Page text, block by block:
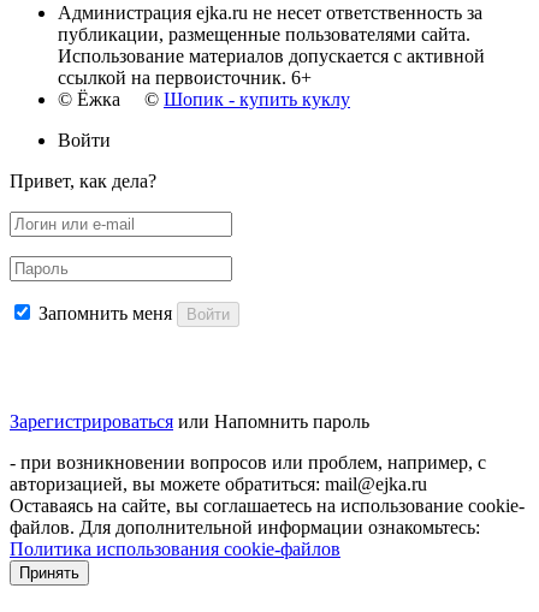
Администрация ejka.ru не несет ответственность за
публикации, размещенные пользователями сайта.
Использование материалов допускается с активной
ссылкой на первоисточник. 6+
© Ёжка © Шопик - купить куклу
Войти
Привет, как дела?
Запомнить меня Войти
Зарегистрироваться или Напомнить пароль
- при возникновении вопросов или проблем, например, с
авторизацией, вы можете обратиться: mail@ejka.ru
Оставаясь на сайте, вы соглашаетесь на использование cookie-
файлов. Для дополнительной информации ознакомьтесь:
Политика использования cookie-файлов
Принять